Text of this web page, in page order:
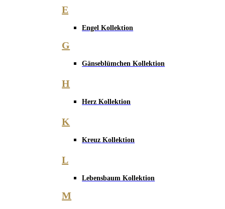
E
Engel Kollektion
G
Gänseblümchen Kollektion
H
Herz Kollektion
K
Kreuz Kollektion
L
Lebensbaum Kollektion
M